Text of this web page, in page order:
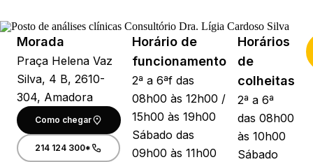
Morada
Praça Helena Vaz
Silva, 4 B, 2610-
304, Amadora
Como chegar
214 124 300*
Horário de
funcionamento
2ª a 6ªf das
08h00 às 12h00 /
15h00 às 19h00
Sábado das
09h00 às 11h00
Horários
de
colheitas
2ª a 6ª
das 08h00
às 10h00
Sábado